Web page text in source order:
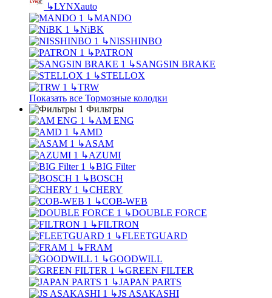
↳LYNXauto
↳MANDO
↳NiBK
↳NISSHINBO
↳PATRON
↳SANGSIN BRAKE
↳STELLOX
↳TRW
Показать все Тормозные колодки
Фильтры
↳AM ENG
↳AMD
↳ASAM
↳AZUMI
↳BIG Filter
↳BOSCH
↳CHERY
↳COB-WEB
↳DOUBLE FORCE
↳FILTRON
↳FLEETGUARD
↳FRAM
↳GOODWILL
↳GREEN FILTER
↳JAPAN PARTS
↳JS ASAKASHI